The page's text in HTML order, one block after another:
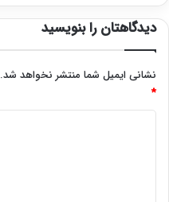
دیدگاهتان را بنویسید
نشانی ایمیل شما منتشر نخواهد شد.
*